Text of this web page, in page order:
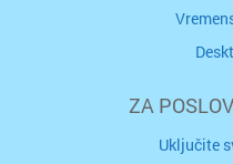
ZA
Uključite